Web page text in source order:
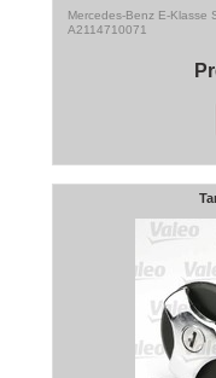
Mercedes-Benz E-Klasse
A2114710071